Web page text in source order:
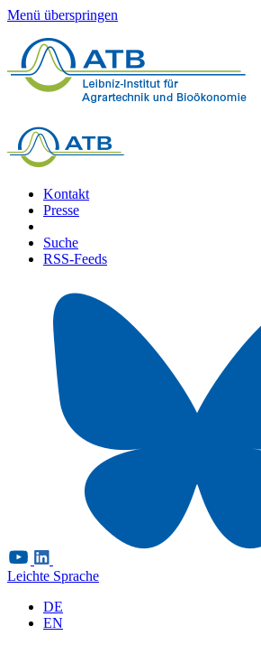
Menü überspringen
Kontakt
Presse
Suche
RSS-Feeds
Leichte Sprache
DE
EN